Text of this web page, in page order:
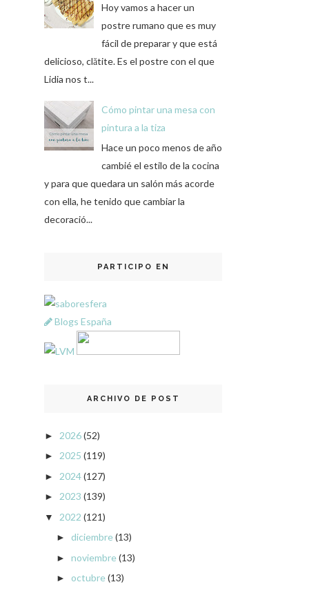
Hoy vamos a hacer un
postre rumano que es muy
fácil de preparar y que está
delicioso, clătite. Es el postre con el que
Lidia nos t...
Cómo pintar una mesa con
pintura a la tiza
Hace un poco menos de año
cambié el estilo de la cocina
y para que quedara un salón más acorde
con ella, he tenido que cambiar la
decoració...
PARTICIPO EN
Blogs España
ARCHIVO DE POST
► 2026(52)
► 2025 (119)
► 2024(127)
► 2023 (139)
▼ 2022 (121)
► diciembre(13)
► noviembre(13)
► octubre(13)